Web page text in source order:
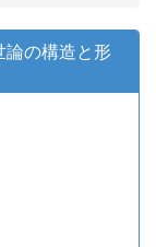
の構造と形